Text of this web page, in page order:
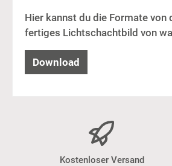
Hier kannst du die Formate
fertiges Lichtschachtbild von
Download
Kostenloser Versand